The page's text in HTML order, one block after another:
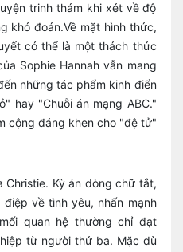
trinh thám khi xét về độ
khó đoán.Về mặt hình thức,
có thể là một thách thức
Sophie Hannah vẫn mang
những tác phẩm kinh điển
hay "Chuỗi án mạng ABC."
cộng đáng khen cho "đệ tử"
Christie. Kỳ án dòng chữ tắt,
về tình yêu, nhấn mạnh
quan hệ thường chỉ đạt
từ người thứ ba. Mặc dù